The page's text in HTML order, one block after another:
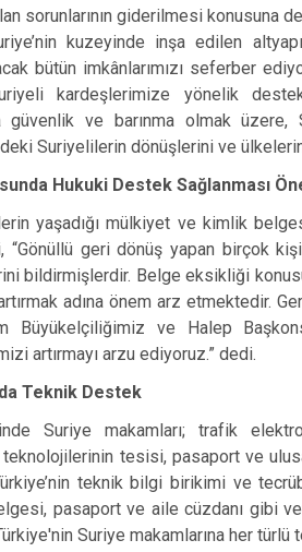
sorunlarının giderilmesi konusuna
kuzeyinde inşa edilen
bütün imkânlarımızı seferber
kardeşlerimize yönelik
ve barınma olmak üzere,
Suriyelilerin dönüşlerini ve
Hukuki Destek Sağlanması
yaşadığı mülkiyet ve kimlik
“Gönüllü geri dönüş yapan birçok
bildirmişlerdir. Belge eksikliği
adına önem arz etmektedir.
Büyükelçiliğimiz ve Halep
artırmayı arzu ediyoruz.” dedi.
Teknik Destek
Suriye makamları; trafik
tesisi, pasaport ve
teknik bilgi birikimi ve
pasaport ve aile cüzdanı gibi
Suriye makamlarına her türlü